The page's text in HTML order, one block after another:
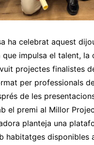
ha celebrat aquest
impulsa el talent, la
projectes finalistes
per professionals
de les
el premi al Millor
planteja una
habitatges disponibles